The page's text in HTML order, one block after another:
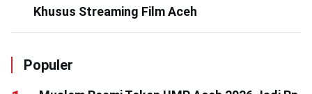
Khusus Streaming Film Aceh
Populer